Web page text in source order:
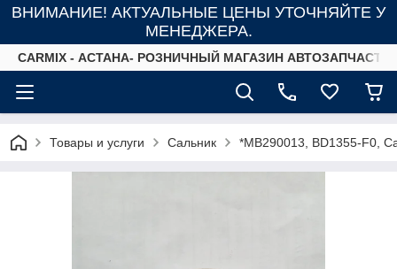
ВНИМАНИЕ! АКТУАЛЬНЫЕ ЦЕНЫ УТОЧНЯЙТЕ У
МЕНЕДЖЕРА.
СARMIX - АСТАНА- РОЗНИЧНЫЙ МАГАЗИН
Товары и услуги Сальник *MB290013, BD1355-F0,